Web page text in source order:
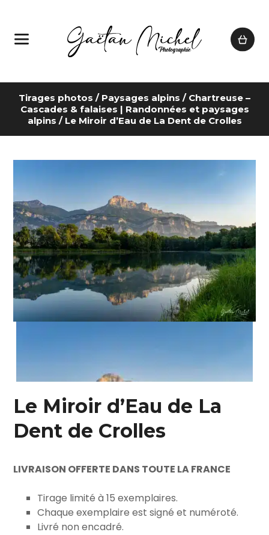
Tirages photos / Paysages alpins / Chartreuse –
Cascades & falaises | Randonnées et paysages
alpins / Le Miroir d’Eau de La Dent de Crolles
Le Miroir d’Eau de La
Dent de Crolles
LIVRAISON OFFERTE DANS TOUTE LA FRANCE
Tirage limité à 15 exemplaires.
Chaque exemplaire est signé et numéroté.
Livré non encadré.